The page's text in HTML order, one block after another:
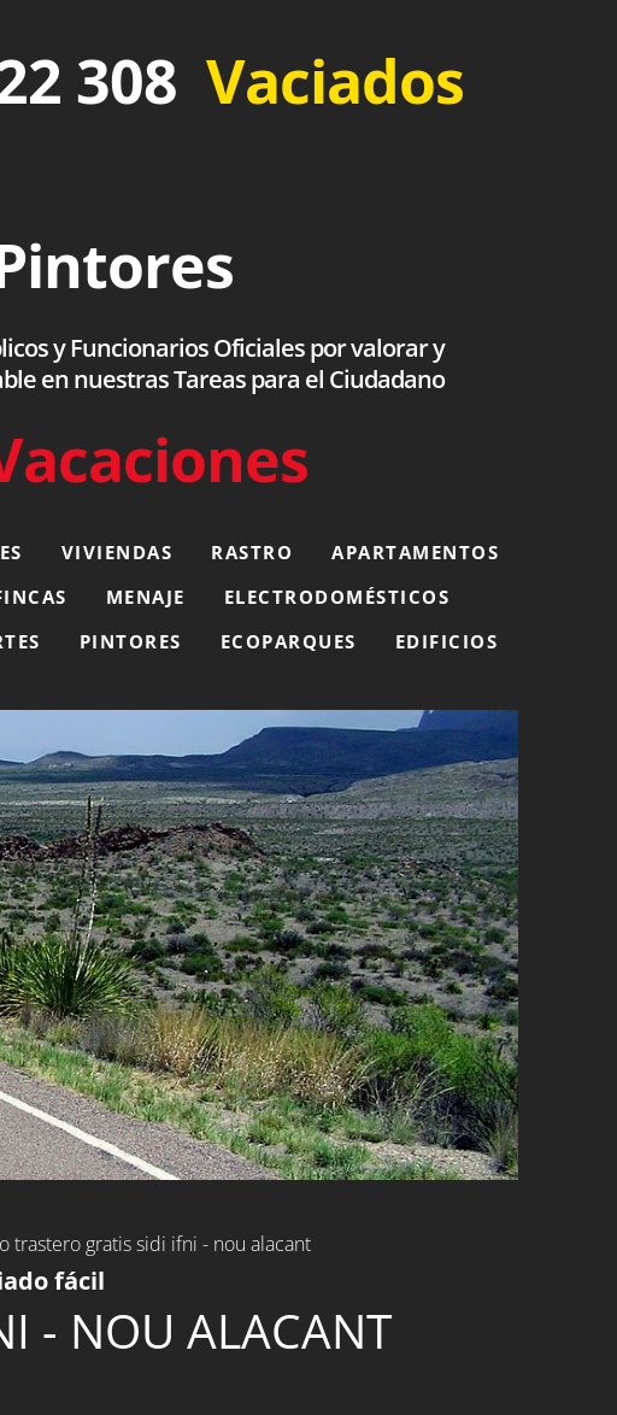
308 Vaciados
y Funcionarios Oficiales por valorar y
en nuestras Tareas para el Ciudadano
VIVIENDAS RASTRO
APARTAMENTOS
MENAJE
ELECTRODOMÉSTICOS
PINTORES ECOPARQUES EDIFICIOS
trastero gratis sidi ifni - nou alacant
fácil
- NOU ALACANT